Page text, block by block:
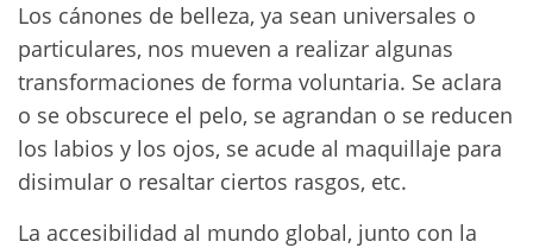
Los cánones de belleza, ya sean universales o
particulares, nos mueven a realizar algunas
transformaciones de forma voluntaria. Se aclara
o se obscurece el pelo, se agrandan o se reducen
los labios y los ojos, se acude al maquillaje para
disimular o resaltar ciertos rasgos, etc.
La accesibilidad al mundo global, junto con la